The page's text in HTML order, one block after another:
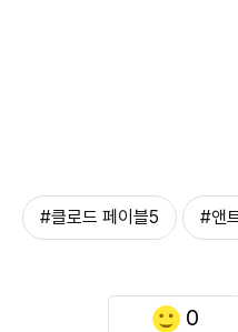
#클로드 페이블5 #앤
0